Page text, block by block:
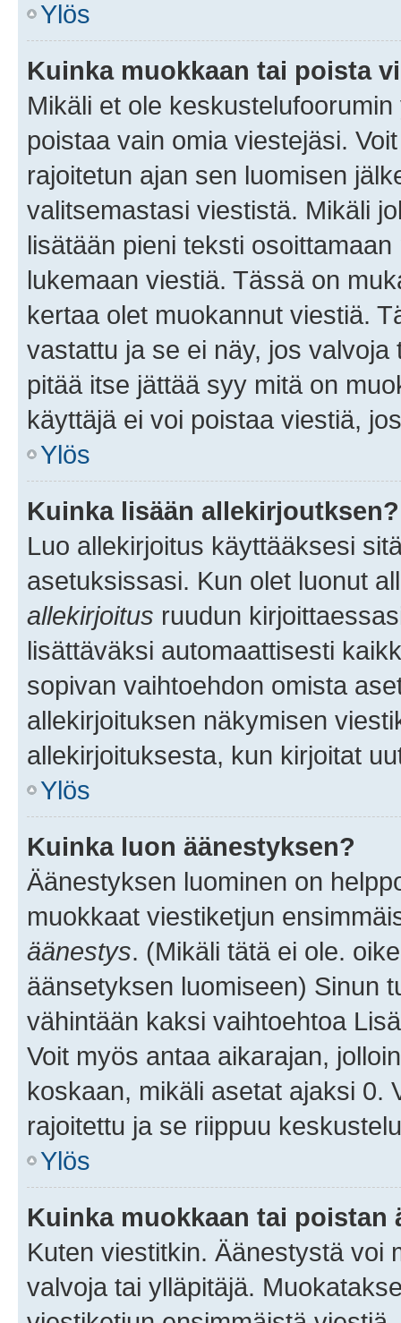
Ylös
Kuinka muokkaan tai poista
Mikäli et ole
poistaa vain omia viestejäsi.
rajoitetun ajan sen luomisen
valitsemastasi viestistä. Mikäli
lisätään pieni teksti
lukemaan viestiä. Tässä on
kertaa olet muokannut viestiä.
vastattu ja se ei näy, jos
pitää itse jättää syy mitä on
käyttäjä ei voi poistaa viestiä,
Ylös
Kuinka lisään allekirjoutksen?
Luo allekirjoitus käyttääksesi
asetuksissasi. Kun olet luonut
allekirjoitus ruudun
lisättäväksi automaattisesti
sopivan vaihtoehdon omista
allekirjoituksen näkymisen
allekirjoituksesta, kun kirjoitat
Ylös
Kuinka luon äänestyksen?
Äänestyksen luominen on
muokkaat viestiketjun
äänestys. (Mikäli tätä ei ole.
äänsetyksen luomiseen) Sinun
vähintään kaksi vaihtoehtoa
Voit myös antaa aikarajan,
koskaan, mikäli asetat ajaksi 0.
rajoitettu ja se riippuu
Ylös
Kuinka muokkaan tai poistan
Kuten viestitkin. Äänestystä voi
valvoja tai ylläpitäjä.